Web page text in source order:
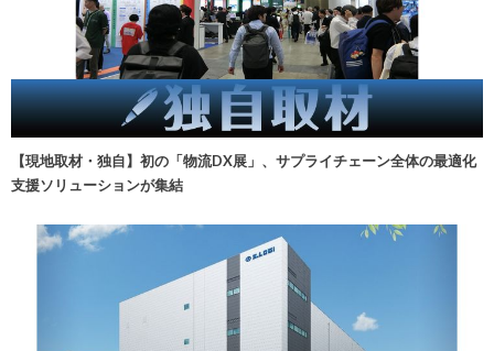
【現地取材・独自】初の「物流DX展」、サプライチェーン全体の最適化
支援ソリューションが集結